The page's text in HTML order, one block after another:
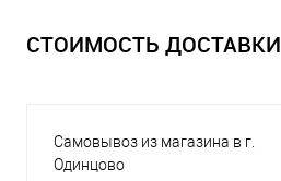
СТОИМОСТЬ ДОСТАВКИ
Самовывоз из магазина в г.
Одинцово